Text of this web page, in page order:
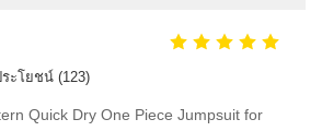
ระโยชน์ (123)
Quick Dry One Piece Jumpsuit for